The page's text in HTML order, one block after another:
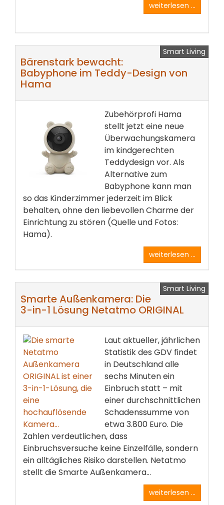
weiterlesen ...
Smart Living
Bärenstark bewacht:
Babyphone im Teddy-Design von
Hama
Zubehörprofi Hama
stellt jetzt eine neue
Überwachungskamera
im kindgerechten
Teddydesign vor. Als
Alternative zum
Babyphone kann man
so das Kinderzimmer jederzeit im Blick
behalten, ohne den liebevollen Charme der
Einrichtung zu stören (Quelle und Fotos:
Hama).
weiterlesen ...
Smart Living
Smarte Außenkamera: Die
3-in-1 Lösung Netatmo ORIGINAL
Laut aktueller, jährlichen
Statistik des GDV findet
in Deutschland alle
sechs Minuten ein
Einbruch statt – mit
einer durchschnittlichen
Schadenssumme von
etwa 3.800 Euro. Die
Zahlen verdeutlichen, dass
Einbruchsversuche keine Einzelfälle, sondern
ein alltägliches Risiko darstellen. Netatmo
stellt die Smarte Außenkamera...
weiterlesen ...